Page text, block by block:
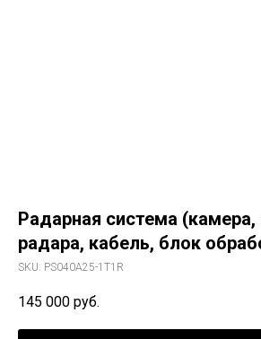
Радарная система
радара, кабель, блок
SKU: PS040A25-1T1R
145 000 руб.